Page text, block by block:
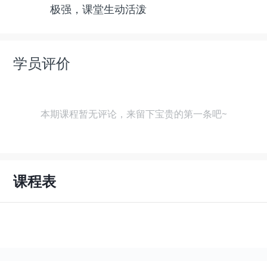
极强，课堂生动活泼
学员评价
本期课程暂无评论，来留下宝贵的第一条吧~
课程表